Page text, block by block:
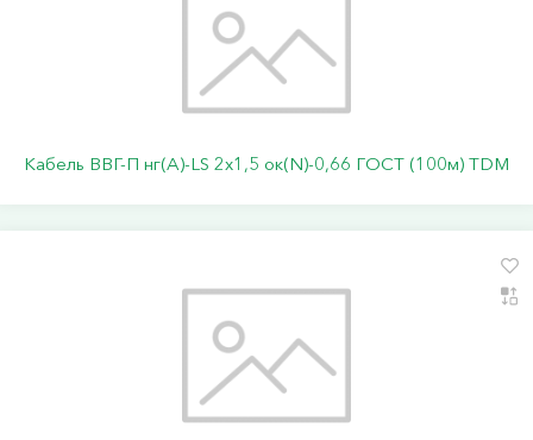
Кабель ВВГ-П нг(А)-LS 2х1,5 ок(N)-0,66 ГОСТ (100м) TDM